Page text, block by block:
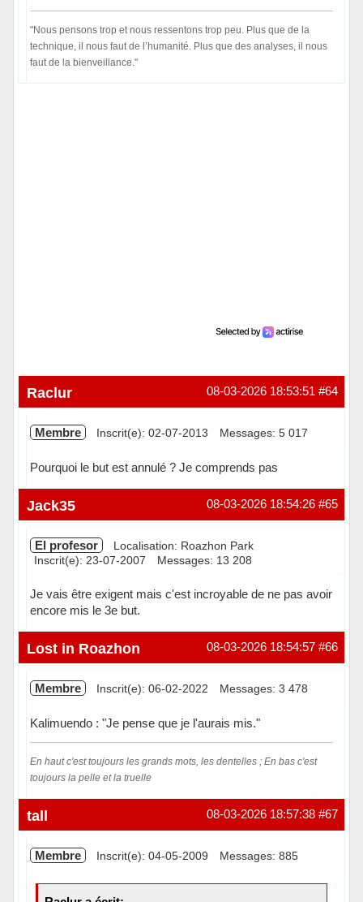
"Nous pensons trop et nous ressentons trop peu. Plus que de la
technique, il nous faut de l’humanité. Plus que des analyses, il nous
faut de la bienveillance."
#64
08-03-2026 18:53:51
Raclur
Membre Inscrit(e): 02-07-2013 Messages: 5 017
Pourquoi le but est annulé ? Je comprends pas
Hors ligne #65
08-03-2026 18:54:26
Jack35
El profesor
Localisation: Roazhon Park
Inscrit(e): 23-07-2007
Messages: 13 208
Je vais être exigent mais c'est incroyable de ne pas avoir
encore mis le 3e but.
Hors ligne #66
08-03-2026 18:54:57
Lost in Roazhon
Membre Inscrit(e): 06-02-2022 Messages: 3 478
Kalimuendo : "Je pense que je l'aurais mis."
En haut c'est toujours les grands mots, les dentelles ; En bas c'est
toujours la pelle et la truelle
Hors ligne #67
08-03-2026 18:57:38
tall
Membre Inscrit(e): 04-05-2009 Messages: 885